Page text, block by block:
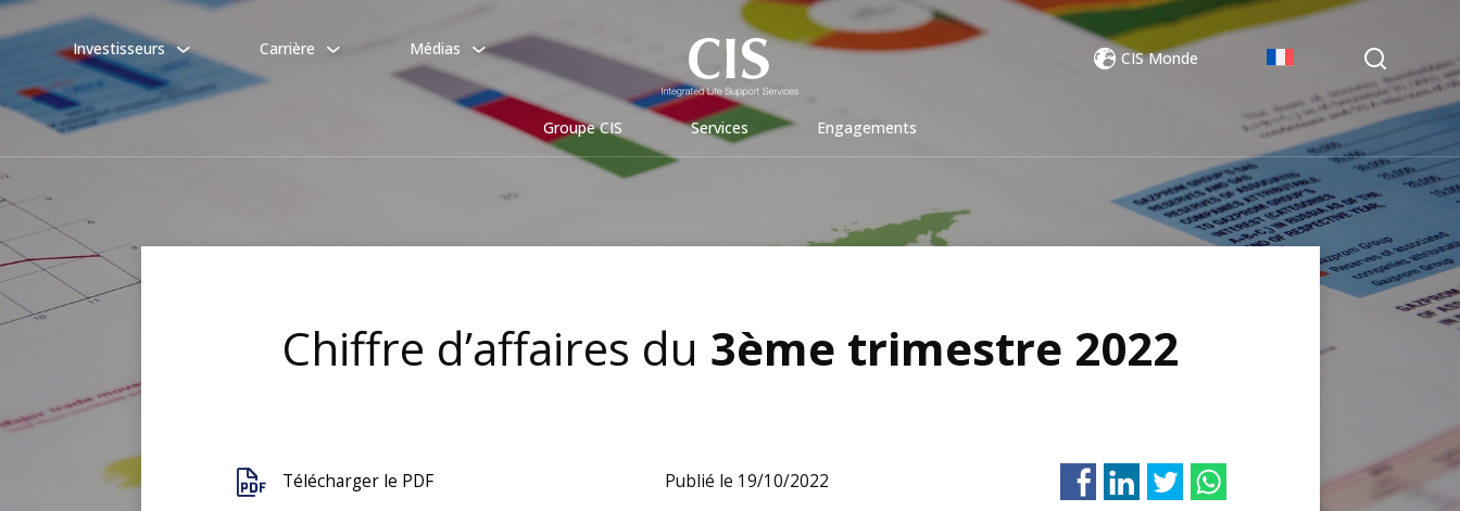
Investisseurs Carrière Médias
Groupe CIS Services Engagements
CIS Monde
Chiffre d’affaires du 3ème trimestre 2022
Télécharger le PDF Publié le 19/10/2022